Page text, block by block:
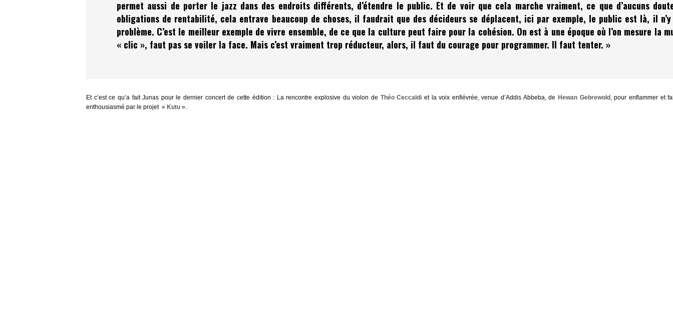
permet aussi de porter le jazz dans des endroits différents, d’étendre le public. Et de voir que cela marche vraiment, ce que d’aucuns
obligations de rentabilité, cela entrave beaucoup de choses, il faudrait que des décideurs se déplacent, ici par exemple, le public est là, il
problème. C’est le meilleur exemple de vivre ensemble, de ce que la culture peut faire pour la cohésion. On est à une époque où l’on mesure la
« clic », faut pas se voiler la face. Mais c’est vraiment trop réducteur, alors, il faut du courage pour programmer. Il faut tenter. »
Et c’est ce qu’a fait Junas pour le dernier concert de cette édition : La rencontre explosive du violon de Théo Ceccaldi et la voix enfiévrée, venue d’Addis Abbeba, de Hewan Gebrewold , pour enflammer et
enthousiasmé par le projet « Kutu ».